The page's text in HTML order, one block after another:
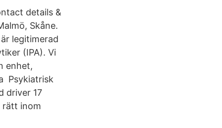
details &
Skåne.
legitimerad
(IPA). Vi
enhet,
Psykiatrisk
driver 17
rätt inom